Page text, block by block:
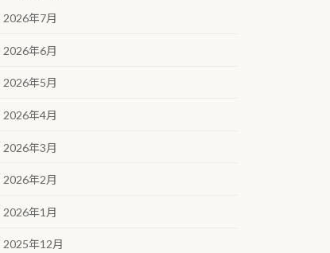
2026年7月
2026年6月
2026年5月
2026年4月
2026年3月
2026年2月
2026年1月
2025年12月